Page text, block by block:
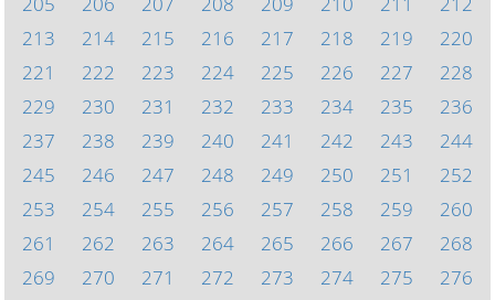
213
214 215 216 217 218 219
220
221
222 223 224 225 226 227
228
229
230 231 232 233 234 235
236
237
238 239 240 241 242 243
244
245
246 247 248 249 250 251
252
253
254 255 256 257 258 259
260
261
262 263 264 265 266 267
268
269
270 271 272 273 274 275
276